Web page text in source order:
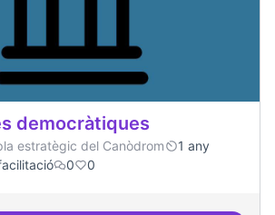
democràtiques
estratègic del Canòdrom
1 any
0 0